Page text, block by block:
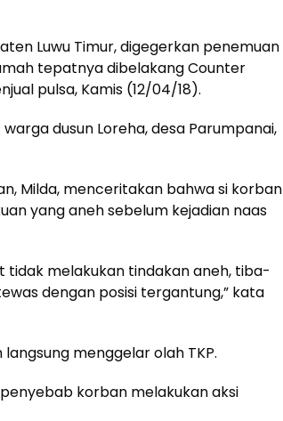
Luwu Timur, digegerkan penemuan
tepatnya dibelakang Counter
pulsa, Kamis (12/04/18).
dusun Loreha, desa Parumpanai,
Milda, menceritakan bahwa si korban
yang aneh sebelum kejadian naas
tidak melakukan tindakan aneh, tiba-
dengan posisi tergantung,” kata
menggelar olah TKP.
korban melakukan aksi